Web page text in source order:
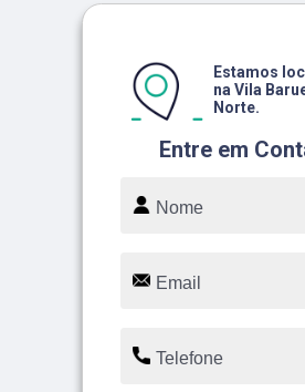
Entre em
Estamos
na Vila
Norte.